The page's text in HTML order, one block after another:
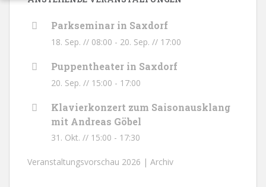
Parkseminar in Saxdorf
18. Sep. // 08:00 - 20. Sep. // 17:00
Puppentheater in Saxdorf
20. Sep. // 15:00 - 17:00
Klavierkonzert zum Saisonausklang
mit Andreas Göbel
31. Okt. // 15:00 - 17:30
Veranstaltungsvorschau 2026 | Archiv